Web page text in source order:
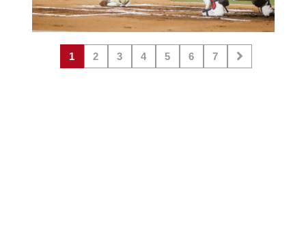
1 2 3 4 5 6 7